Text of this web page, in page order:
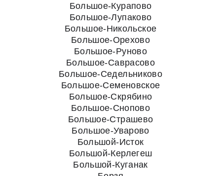
Большое-Курапово
Большое-Лупаково
Большое-Никольское
Большое-Орехово
Большое-Руново
Большое-Саврасово
Большое-Седельниково
Большое-Семеновское
Большое-Скрябино
Большое-Снопово
Большое-Страшево
Большое-Уварово
Большой-Исток
Большой-Керлегеш
Большой-Куганак